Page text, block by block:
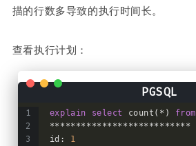
描的行数多导致的执行时间长。
查看执行计划：
explain select count(*) from
***************************
id: 1